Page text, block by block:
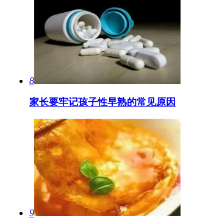
8
家长要牢记孩子性早熟的常见原因
9